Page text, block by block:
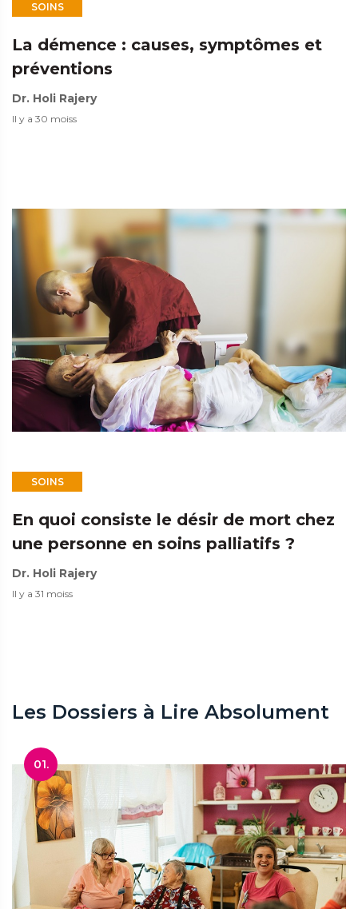
SOINS
La démence : causes, symptômes et
préventions
Dr. Holi Rajery
Il y a 30 moiss
SOINS
En quoi consiste le désir de mort chez
une personne en soins palliatifs ?
Dr. Holi Rajery
Il y a 31 moiss
Les Dossiers à Lire Absolument
01.